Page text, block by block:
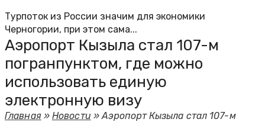
Турпоток из России значим для экономики
Черногории, при этом сама...
Аэропорт Кызыла стал 107-м
погранпунктом, где можно
использовать единую
электронную визу
Главная»Новости »Аэропорт Кызыла стал 107-м